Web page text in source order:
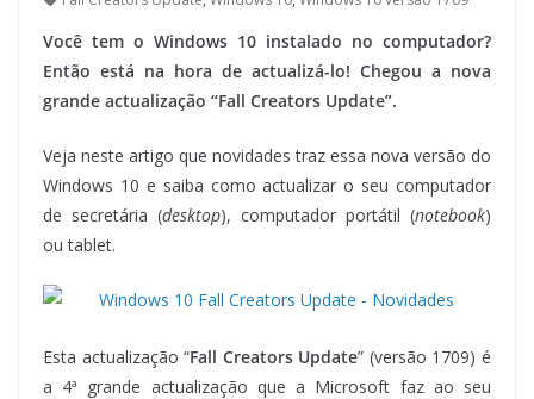
Você tem o Windows 10 instalado no computador?
Então está na hora de actualizá-lo! Chegou a nova
grande actualização “Fall Creators Update”.
Veja neste artigo que novidades traz essa nova versão do
Windows 10 e saiba como actualizar o seu computador
de secretária (desktop), computador portátil (notebook)
ou tablet.
Esta actualização “Fall Creators Update” (versão 1709) é
a 4ª grande actualização que a Microsoft faz ao seu